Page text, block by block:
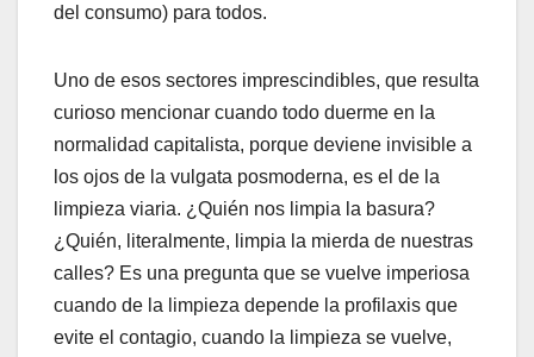
del consumo) para todos.
Uno de esos sectores imprescindibles, que resulta
curioso mencionar cuando todo duerme en la
normalidad capitalista, porque deviene invisible a
los ojos de la vulgata posmoderna, es el de la
limpieza viaria. ¿Quién nos limpia la basura?
¿Quién, literalmente, limpia la mierda de nuestras
calles? Es una pregunta que se vuelve imperiosa
cuando de la limpieza depende la profilaxis que
evite el contagio, cuando la limpieza se vuelve,